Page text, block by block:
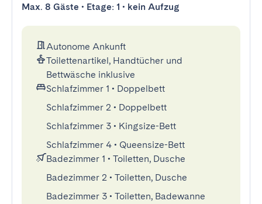
Max. 8 Gäste • Etage: 1 • kein Aufzug
Autonome Ankunft
Toilettenartikel, Handtücher und
Bettwäsche inklusive
Schlafzimmer 1 • Doppelbett
Schlafzimmer 2 • Doppelbett
Schlafzimmer 3 • Kingsize-Bett
Schlafzimmer 4 • Queensize-Bett
Badezimmer 1 • Toiletten, Dusche
Badezimmer 2 • Toiletten, Dusche
Badezimmer 3 • Toiletten, Badewanne